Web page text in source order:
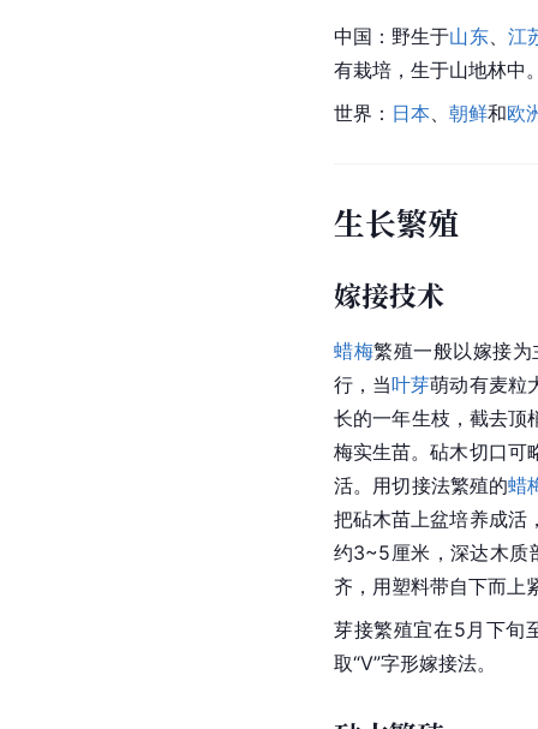
中国 ：野生于山东、 江
有栽培，生于山地林中
世界： 日本 朝鲜和欧
生长繁殖
嫁接技术
蜡梅繁殖一般以嫁接
行，当叶芽萌动有麦粒
长的一年生枝，截去顶
梅实生苗。砧木切口可
活。用切接法繁殖的蜡
把砧木苗上盆培养成活
约3~5厘米，深达木质
齐，用塑料带自下而上
芽接繁殖宜在5月下旬
取“V”字形嫁接法。